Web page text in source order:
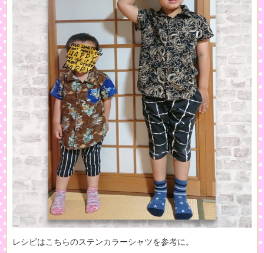
レシピはこちらのステンカラーシャツを参考に。